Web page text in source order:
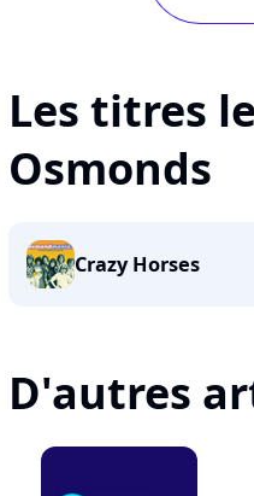
Les titres
Osmonds
Crazy Horses
D'autres